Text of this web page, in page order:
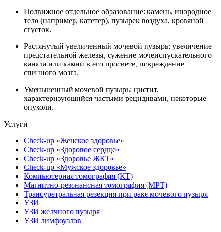
Подвижное отдельное образование: камень, инородное
тело (например, катетер), пузырек воздуха, кровяной
сгусток.
Растянутый увеличенный мочевой пузырь: увеличение
предстательной железы, сужение мочеиспускательного
канала или камни в его просвете, повреждение
спинного мозга.
Уменьшенный мочевой пузырь: цистит,
характеризующийся частыми рецидивами, некоторые
опухоли.
Услуги
Check-up «Женское здоровье»
Check-up «Здоровое сердце»
Check-up «Здоровье ЖКТ»
Check-up «Мужское здоровье»
Компьютерная томография (КТ)
Магнитно-резонансная томография (МРТ)
Трансуретральная резекция при раке мочевого пузыря
УЗИ
УЗИ желчного пузыря
УЗИ лимфоузлов